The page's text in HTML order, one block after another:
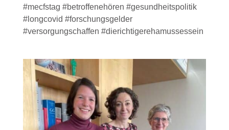
#mecfstag #betroffenehören #gesundheitspolitik
#longcovid #forschungsgelder
#versorgungschaffen #dierichtigerehamussessein